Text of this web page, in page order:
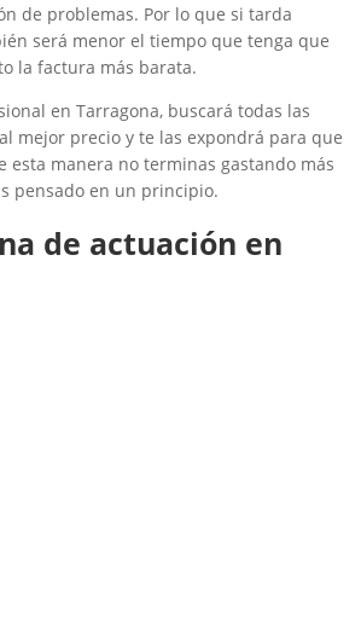
de problemas. Por lo que si tarda
será menor el tiempo que tenga que
la factura más barata.
en Tarragona, buscará todas las
mejor precio y te las expondrá para que
esta manera no terminas gastando más
pensado en un principio.
de actuación en